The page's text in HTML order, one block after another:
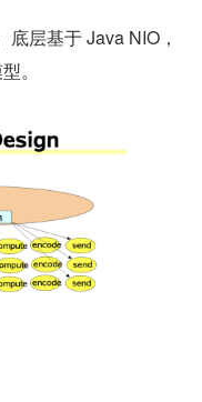
层基于 Java NIO，
。